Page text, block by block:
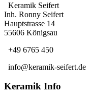
Keramik Seifert
Inh. Ronny Seifert
Hauptstrasse 14
55606 Königsau
+49 6765 450
info@keramik-seifert.de
Keramik Info